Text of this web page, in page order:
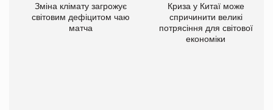
Зміна клімату загрожує
світовим дефіцитом чаю
матча
Криза у Китаї може
спричинити великі
потрясіння для світової
економіки